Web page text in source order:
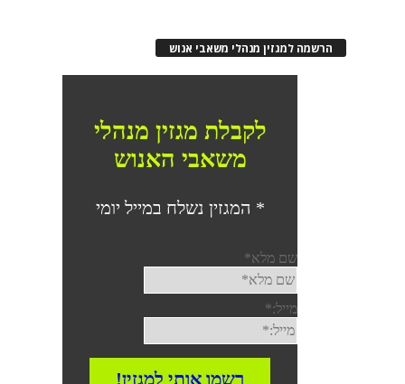
הרשמה למגזין מנהלי משאבי אנוש